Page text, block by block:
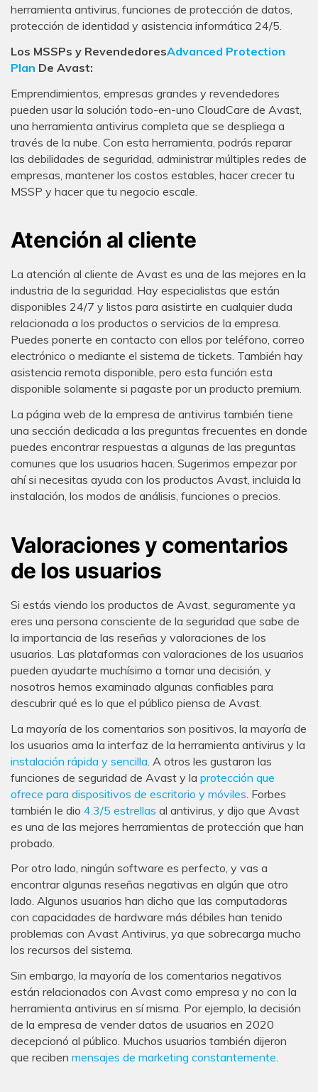
Reparador de Fotos con IA
Arregla fotos dañadas, mejora su nitidez y revive tus
Continuar
herramienta antivirus, funciones de protección de datos,
protección de identidad y asistencia informática 24/5.
Los MSSPs y RevendedoresAdvanced Protection
Plan De Avast:
Emprendimientos, empresas grandes y revendedores
pueden usar la solución todo-en-uno CloudCare de Avast,
una herramienta antivirus completa que se despliega a
través de la nube. Con esta herramienta, podrás reparar
las debilidades de seguridad, administrar múltiples redes de
empresas, mantener los costos estables, hacer crecer tu
MSSP y hacer que tu negocio escale.
Atención al cliente
La atención al cliente de Avast es una de las mejores en la
industria de la seguridad. Hay especialistas que están
disponibles 24/7 y listos para asistirte en cualquier duda
relacionada a los productos o servicios de la empresa.
Puedes ponerte en contacto con ellos por teléfono, correo
electrónico o mediante el sistema de tickets. También hay
asistencia remota disponible, pero esta función esta
disponible solamente si pagaste por un producto premium.
La página web de la empresa de antivirus también tiene
una sección dedicada a las preguntas frecuentes en donde
puedes encontrar respuestas a algunas de las preguntas
comunes que los usuarios hacen. Sugerimos empezar por
ahí si necesitas ayuda con los productos Avast, incluida la
instalación, los modos de análisis, funciones o precios.
Valoraciones y comentarios
de los usuarios
Si estás viendo los productos de Avast, seguramente ya
eres una persona consciente de la seguridad que sabe de
la importancia de las reseñas y valoraciones de los
usuarios. Las plataformas con valoraciones de los usuarios
pueden ayudarte muchísimo a tomar una decisión, y
nosotros hemos examinado algunas confiables para
descubrir qué es lo que el público piensa de Avast.
La mayoría de los comentarios son positivos, la mayoría de
los usuarios ama la interfaz de la herramienta antivirus y la
instalación rápida y sencilla . A otros les gustaron las
funciones de seguridad de Avast y la protección que
ofrece para dispositivos de escritorio y móviles . Forbes
también le dio 4.3/5 estrellas al antivirus, y dijo que Avast
es una de las mejores herramientas de protección que han
probado.
Por otro lado, ningún software es perfecto, y vas a
encontrar algunas reseñas negativas en algún que otro
lado. Algunos usuarios han dicho que las computadoras
con capacidades de hardware más débiles han tenido
problemas con Avast Antivirus, ya que sobrecarga mucho
los recursos del sistema.
Sin embargo, la mayoría de los comentarios negativos
están relacionados con Avast como empresa y no con la
herramienta antivirus en sí misma. Por ejemplo, la decisión
de la empresa de vender datos de usuarios en 2020
decepcionó al público. Muchos usuarios también dijeron
que reciben mensajes de marketing constantemente.